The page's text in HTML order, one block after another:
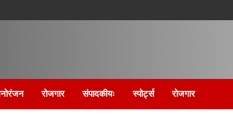
रोजगार संपादकीयः स्पोर्ट्स रोजगार